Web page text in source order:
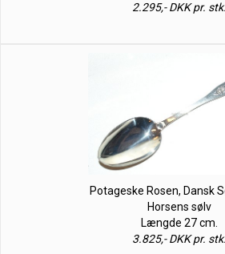
2.295,- DKK pr. stk.
Potageske Rosen, Dansk
Horsens sølv
Længde 27 cm.
3.825,- DKK pr. stk.